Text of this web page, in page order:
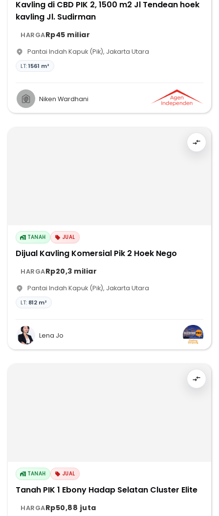
Kavling di CBD PIK 2, 1500 m2 Jl Tendean hoek
kavling Jl. Sudirman
HARGARp45 miliar
Pantai Indah Kapuk (Pik), Jakarta Utara
LT:1561 m²
Niken Wardhani
TANAH JUAL
Dijual Kavling Komersial Pik 2 Hoek Nego
HARGARp20,3 miliar
Pantai Indah Kapuk (Pik), Jakarta Utara
LT: 812 m²
Lena Jo
TANAH JUAL
Tanah PIK 1 Ebony Hadap Selatan Cluster Elite
HARGARp50,88 juta